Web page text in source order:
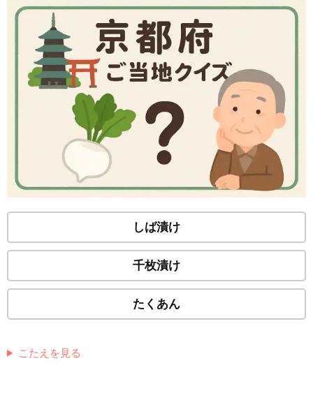
しば漬け
千枚漬け
たくあん
こたえを見る